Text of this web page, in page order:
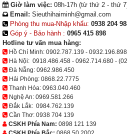
Giờ làm việc: 08h-17h (từ thứ 2 - thứ
Email: Sieuthihaiminh@gmail.com
Phòng thu mua-Nhập khẩu: 0938 204
Góp ý - Bảo hành : 0965 415 898
Hotline tư vấn mua hàng:
Hồ Chí Minh: 0902.787.139 - 0932.196.898
Hà Nội: 0918.486.458 - 0962.714.680 -
Đà Nẵng: 0962.986.450
Hải Phòng: 0868.22.7775
Thanh Hóa: 0963.040.460
Nghệ An: 0969.581.266
Đắk Lắk: 0984.762.139
Cần Thơ: 0938 704 139
CSKH Phía Nam: 0898 121 139